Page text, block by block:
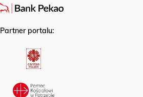
Partner portalu: